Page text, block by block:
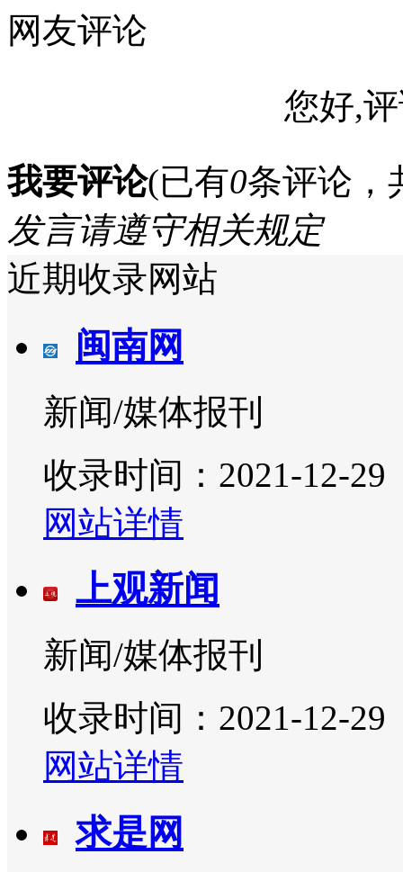
网友评论
您好,
我要评论(已有0条评论，
发言请遵守相关规定
近期收录网站
闽南网
新闻/媒体报刊
收录时间：2021-12-29
网站详情
上观新闻
新闻/媒体报刊
收录时间：2021-12-29
网站详情
求是网